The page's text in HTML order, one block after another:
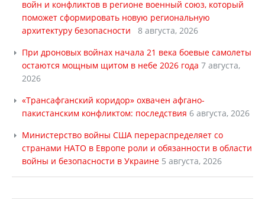
войн и конфликтов в регионе военный союз, который
поможет сформировать новую региональную
архитектуру безопасности
8 августа, 2026
При дроновых войнах начала 21 века боевые самолеты
остаются мощным щитом в небе 2026 года 7 августа,
2026
«Трансафганский коридор» охвачен афгано-
пакистанским конфликтом: последствия 6 августа, 2026
Министерство войны США перераспределяет со
странами НАТО в Европе роли и обязанности в области
войны и безопасности в Украине 5 августа, 2026